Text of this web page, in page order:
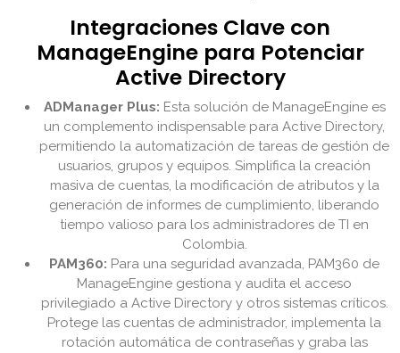
Integraciones Clave con
ManageEngine para Potenciar
Active Directory
ADManager Plus: Esta solución de ManageEngine es
un complemento indispensable para Active Directory,
permitiendo la automatización de tareas de gestión de
usuarios, grupos y equipos. Simplifica la creación
masiva de cuentas, la modificación de atributos y la
generación de informes de cumplimiento, liberando
tiempo valioso para los administradores de TI en
Colombia.
PAM360: Para una seguridad avanzada, PAM360 de
ManageEngine gestiona y audita el acceso
privilegiado a Active Directory y otros sistemas críticos.
Protege las cuentas de administrador, implementa la
rotación automática de contraseñas y graba las